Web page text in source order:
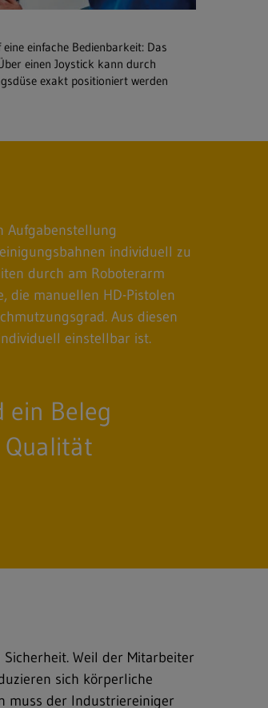
einfache Bedienbarkeit: Das
einen Joystick kann durch
exakt positioniert werden
Aufgabenstellung
individuell zu
durch am Roboterarm
die manuellen HD-Pistolen
Aus diesen
einstellbar ist.
ein Beleg
Qualität
Weil der Mitarbeiter
sich körper­liche
muss der Industriereiniger